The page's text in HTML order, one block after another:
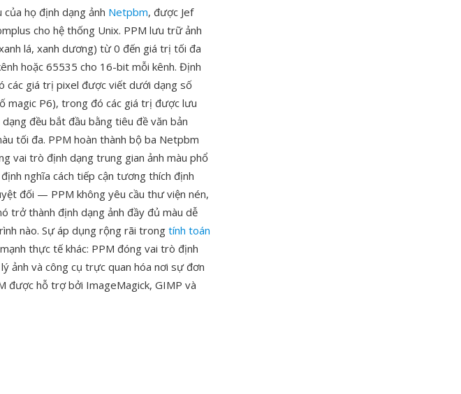
họ định dạng ảnh Netpbm, được Jef
cho hệ thống Unix. PPM lưu trữ ảnh
lá, xanh dương) từ 0 đến giá trị tối đa
hoặc 65535 cho 16-bit mỗi kênh. Định
các giá trị pixel được viết dưới dạng số
magic P6), trong đó các giá trị được lưu
đều bắt đầu bằng tiêu đề văn bản
tối đa. PPM hoàn thành bộ ba Netpbm
vai trò định dạng trung gian ảnh màu phổ
nghĩa cách tiếp cận tương thích định
đối — PPM không yêu cầu thư viện nén,
trở thành định dạng ảnh đầy đủ màu dễ
nào. Sự áp dụng rộng rãi trong tính toán
thực tế khác: PPM đóng vai trò định
ảnh và công cụ trực quan hóa nơi sự đơn
được hỗ trợ bởi ImageMagick, GIMP và